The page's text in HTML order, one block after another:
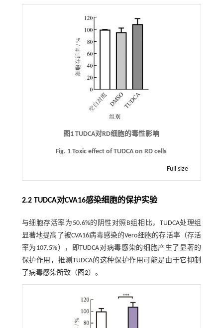
图1 TUDCA对RD细胞的毒性影响
Fig. 1 Toxic effect of TUDCA on RD cells
Full size
2.2 TUDCA对CVA16感染细胞的保护实验
与细胞存活率为50.6%的阴性对照B组相比，TUDCA处理组
显著地提高了被CVA16病毒感染的Vero细胞的存活率（存活
率为107.5%），即TUDCA对病毒感染的细胞产生了显著的
保护作用，推测TUDCA的这种保护作用可能是由于它抑制
了病毒感染所致（ 图2）。